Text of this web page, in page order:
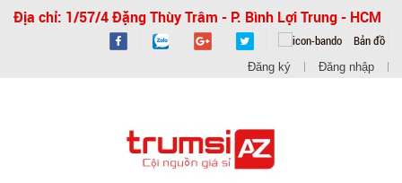
Địa chỉ: 1/57/4 Đặng Thùy Trâm - P. Bình Lợi Trung - HCM
Bản đồ
Đăng ký Đăng nhập